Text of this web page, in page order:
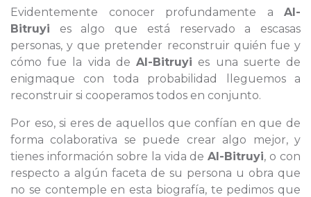
Evidentemente conocer profundamente a Al-
Bitruyi es algo que está reservado a escasas
personas, y que pretender reconstruir quién fue y
cómo fue la vida deAl-Bitruyi es una suerte de
enigmaque con toda probabilidad lleguemos a
reconstruir si cooperamos todos en conjunto.
Por eso, si eres de aquellos que confían en que de
forma colaborativa se puede crear algo mejor, y
tienes información sobre la vida deAl-Bitruyi, o con
respecto a algún faceta de su persona u obra que
no se contemple en esta biografía, te pedimos que